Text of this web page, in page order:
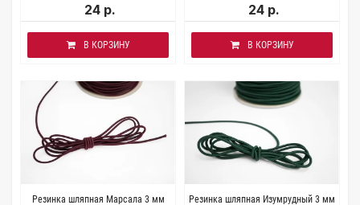
24 р.
В КОРЗИНУ
24 р.
В КОРЗИНУ
Резинка шляпная Марсала 3 мм
Резинка шляпная Изумрудный 3 мм